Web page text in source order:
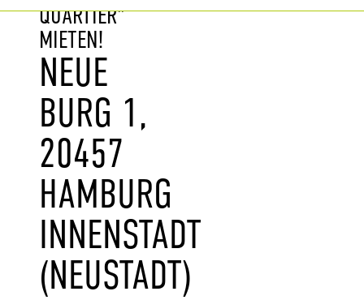
QUARTIER"
MIETEN!
NEUE
BURG 1,
20457
HAMBURG
INNENSTADT
(NEUSTADT)